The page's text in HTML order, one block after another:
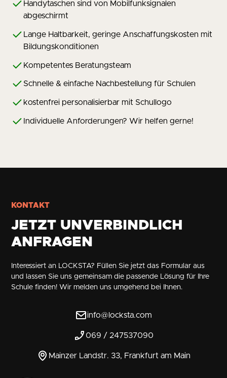
Handytaschen sind von Mobilfunksignalen
abgeschirmt
Lange Haltbarkeit, geringe Anschaffungskosten mit
Bildungskonditionen
Kompetentes Beratungsteam
Schnelle & einfache Nachbestellung für Schulen
kostenfrei personalisierbar mit Schullogo
Individuelle Anforderungen? Wir helfen gerne!
KONTAKT
JETZT UNVERBINDLICH
ANFRAGEN
Interessiert an LOCKSTA? Füllen Sie jetzt das Formular aus
und lassen Sie uns gemeinsam die passende Lösung für Ihre
Schule finden! Wir melden uns umgehend bei Ihnen.
info@locksta.com
069 / 247537090
Mainzer Landstr. 33, Frankfurt am Main